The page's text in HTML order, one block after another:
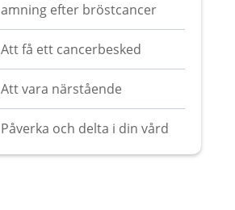
amning efter bröstcancer
Att få ett cancerbesked
Att vara närstående
Påverka och delta i din vård